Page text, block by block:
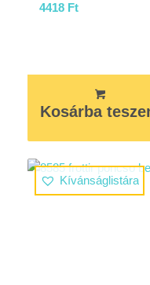
4418 Ft
Kosárba
Kívánságlistára